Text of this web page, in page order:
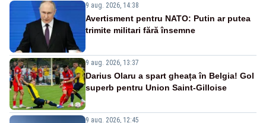
9 aug. 2026, 14:38
Avertisment pentru NATO: Putin ar putea
trimite militari fără însemne
9 aug. 2026, 13:37
Darius Olaru a spart gheața în Belgia! Gol
superb pentru Union Saint-Gilloise
9 aug. 2026, 12:45